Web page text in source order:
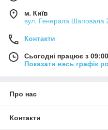
м. Київ
вул. Генерала Шаповала
Контакти
Сьогодні працює з
Показати весь графік
Про нас
Контакти